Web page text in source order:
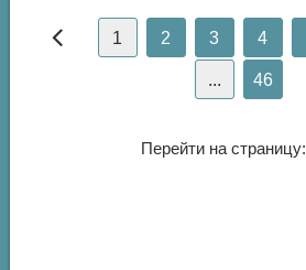
1 2 3 4
... 46
Перейти на страницу: